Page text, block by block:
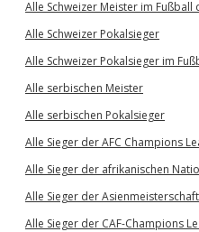
Alle Schweizer Meister im Fußball
Alle Schweizer Pokalsieger
Alle Schweizer Pokalsieger im
Alle serbischen Meister
Alle serbischen Pokalsieger
Alle Sieger der AFC Champions
Alle Sieger der afrikanischen
Alle Sieger der
Alle Sieger der CAF-Champions